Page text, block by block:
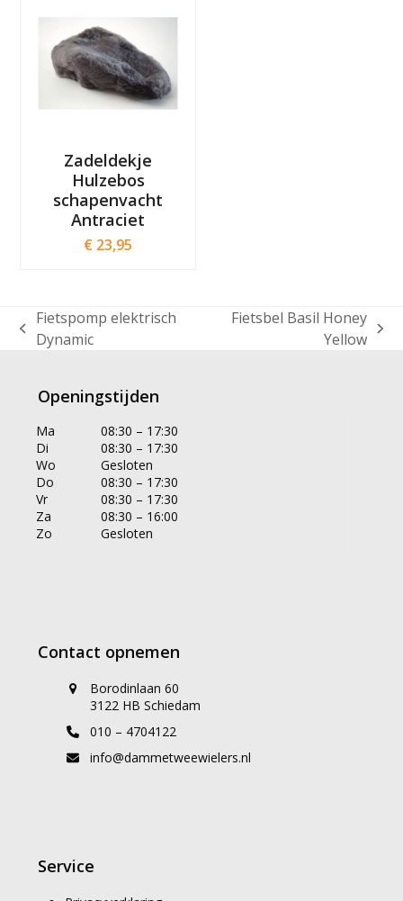
Zadeldekje
Hulzebos
schapenvacht
Antraciet
€ 23,95
previous
Fietspomp elektrisch
Dynamic
Fietsbel Basil Honey
Yellow
Openingstijden
Ma
Di
Wo
Do
Vr
Za
Zo
08:30 – 17:30
08:30 – 17:30
Gesloten
08:30 – 17:30
08:30 – 17:30
08:30 – 16:00
Gesloten
Contact opnemen
Borodinlaan 60
3122 HB Schiedam
010 – 4704122
info@dammetweewielers.nl
Service